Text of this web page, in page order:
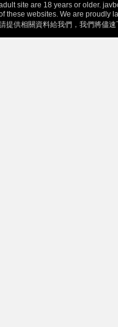
site are 18 years or older.
these websites. We are proudly
提供相關資料給我們，我們將儘速